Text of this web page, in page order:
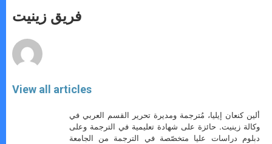
p
p
g
e
o
k
فريق زينيت
View all articles
ألين كنعان إيليا، مُترجمة ومديرة تحرير القسم العربي في
وكالة زينيت. حائزة على شهادة تعليمية في الترجمة وعلى
دبلوم دراسات عليا متخصّصة في الترجمة من الجامعة